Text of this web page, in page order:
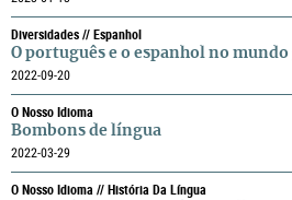
Diversidades // Espanhol
O português e o espanhol no
2022-09-20
O Nosso Idioma
Bombons de língua
2022-03-29
O Nosso Idioma // História Da Língua